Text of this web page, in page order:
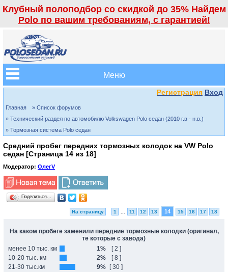
Клубный полоподбор со скидкой до 35% Найдем
Polo по вашим требованиям, с гарантией!
Меню
Регистрация Вход
Главная
» Список форумов
» Технический раздел по автомобилю Volkswagen Polo седан (2010 г.в - н.в.)
» Тормозная система Polo седан
Средний пробег передних тормозных колодок на VW Polo
седан [Страница 14 из 18]
Модератор: ОлегV
Поделиться…
На страницу 1 11 12 13 14 15 16 17 18
На каком пробеге заменили передние тормозные колодки (оригинал,
те которые с завода)
менее 10 тыс. км
1%
[ 2 ]
10-20 тыс. км
2%
[ 8 ]
21-30 тыс.км
9%
[ 30 ]